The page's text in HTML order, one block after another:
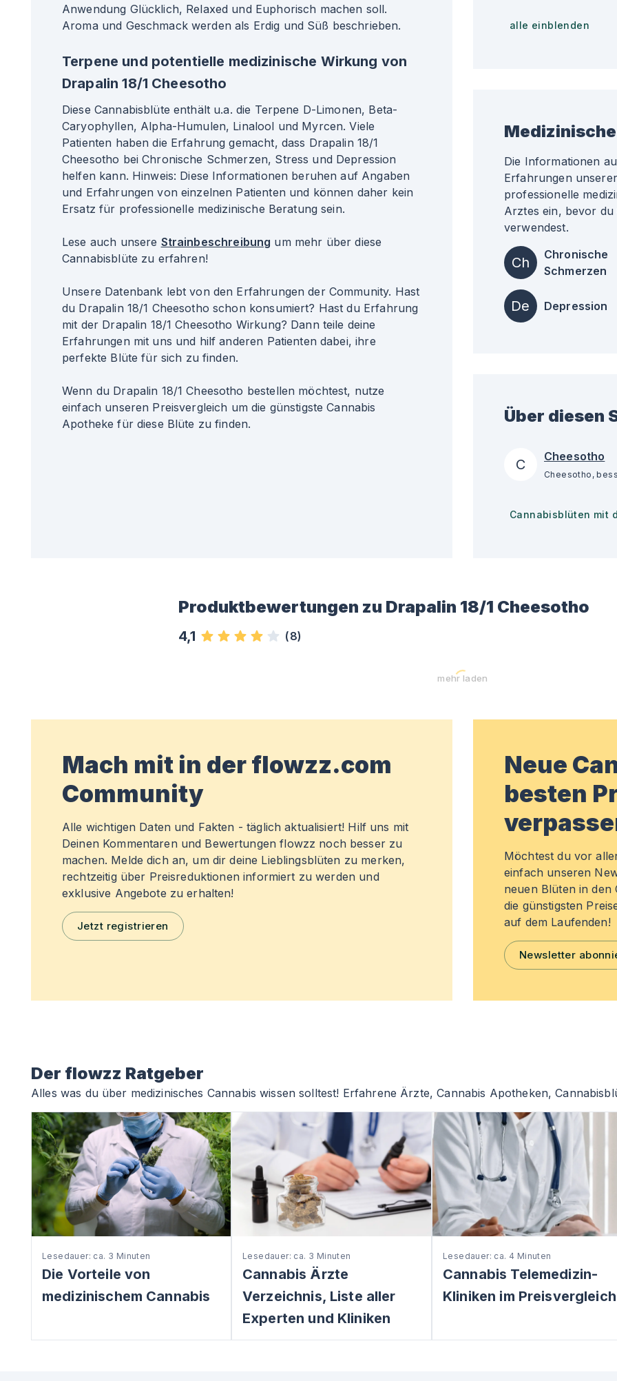
Anwendung Glücklich, Relaxed und Euphorisch machen soll.
Aroma und Geschmack werden als Erdig und Süß beschrieben.
Terpene und potentielle medizinische Wirkung von
Drapalin 18/1 Cheesotho
Diese Cannabisblüte enthält u.a. die Terpene D-Limonen, Beta-
Caryophyllen, Alpha-Humulen, Linalool und Myrcen. Viele
Patienten haben die Erfahrung gemacht, dass Drapalin 18/1
Cheesotho bei Chronische Schmerzen, Stress und Depression
helfen kann. Hinweis: Diese Informationen beruhen auf Angaben
und Erfahrungen von einzelnen Patienten und können daher kein
Ersatz für professionelle medizinische Beratung sein.
Lese auch unsere Strainbeschreibung um mehr über diese
Cannabisblüte zu erfahren!
Unsere Datenbank lebt von den Erfahrungen der Community. Hast
du Drapalin 18/1 Cheesotho schon konsumiert? Hast du Erfahrung
mit der Drapalin 18/1 Cheesotho Wirkung? Dann teile deine
Erfahrungen mit uns und hilf anderen Patienten dabei, ihre
perfekte Blüte für sich zu finden.
Wenn du Drapalin 18/1 Cheesotho bestellen möchtest, nutze
einfach unseren Preisvergleich um die günstigste Cannabis
Apotheke für diese Blüte zu finden.
alle einblenden
Die Informationen
Erfahrungen
professionelle
Arztes ein, bevor
verwendest.
Ch
Chronische
Schmerzen
De Depression
Über diesen
C Cheesotho
Cannabisblüten mit
Produktbewertungen zu Drapalin 18/1 Cheesotho
4,1 (8)
mehr laden
Mach mit in der flowzz.com
Community
Alle wichtigen Daten und Fakten - täglich aktualisiert! Hilf uns mit
Deinen Kommentaren und Bewertungen flowzz noch besser zu
machen. Melde dich an, um dir deine Lieblingsblüten zu merken,
rechtzeitig über Preisreduktionen informiert zu werden und
exklusive Angebote zu erhalten!
Jetzt registrieren
Neue
besten
Möchtest du vor
einfach unseren
neuen Blüten in den
die günstigsten
auf dem Laufenden!
Newsletter
Der flowzz Ratgeber
Alles was du über medizinisches Cannabis wissen solltest! Erfahrene Ärzte, Cannabis Apotheken,
Lesedauer: ca. 3 Minuten
Die Vorteile von
medizinischem Cannabis
Lesedauer: ca. 3 Minuten
Cannabis Ärzte
Verzeichnis, Liste aller
Experten und Kliniken
Lesedauer: ca. 4 Minuten
Cannabis Telemedizin-
Kliniken im Preisvergleich